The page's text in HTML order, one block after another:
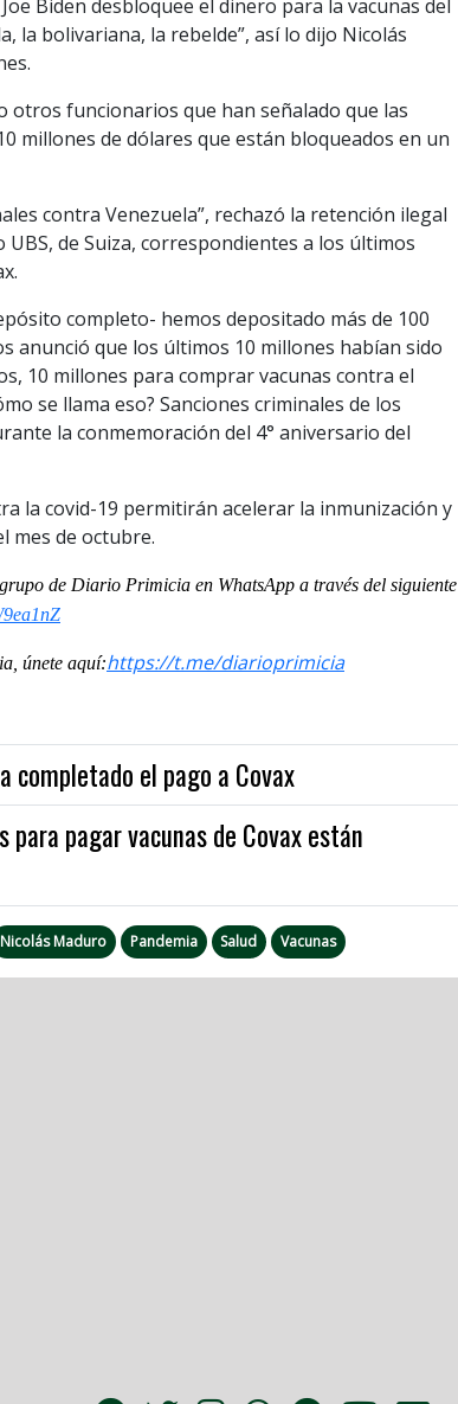
Biden desbloquee el dinero para la vacunas del
la bolivariana, la rebelde”, así lo dijo Nicolás
otros funcionarios que han señalado que las
millones de dólares que están bloqueados en un
contra Venezuela”, rechazó la retención ilegal
de Suiza, correspondientes a los últimos
completo- hemos depositado más de 100
anunció que los últimos 10 millones habían sido
10 millones para comprar vacunas contra el
se llama eso? Sanciones criminales de los
la conmemoración del 4° aniversario del
la covid-19 permitirán acelerar la inmunización y
mes de octubre.
de Diario Primicia en WhatsApp a través del siguiente
únete aquí:https://t.me/diarioprimicia
completado el pago a Covax
pagar vacunas de Covax están
Nicolás Maduro Pandemia Salud Vacunas